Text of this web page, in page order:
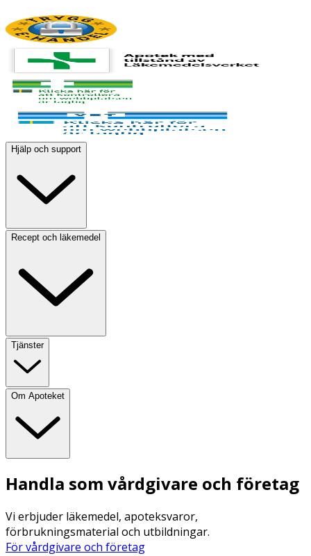
Hjälp och support
Recept och läkemedel
Tjänster
Om Apoteket
Handla som vårdgivare och företag
Vi erbjuder läkemedel, apoteksvaror,
förbrukningsmaterial och utbildningar.
För vårdgivare och företag